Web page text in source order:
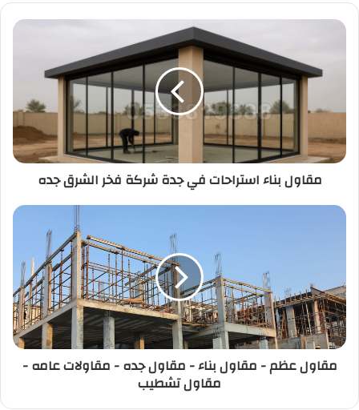
مقاول بناء استراحات في جدة شركة فخر الشرق جده
مقاول عظم - مقاول بناء - مقاول جده - مقاولات عامه -
مقاول تشطيب